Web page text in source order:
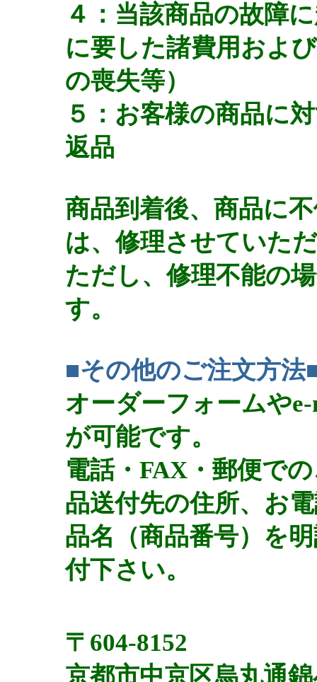
４：当該商品の故障
に要した諸費用およ
の喪失等）
５：お客様の商品に
返品
商品到着後、商品に
は、修理させていた
ただし、修理不能の
す。
■その他のご注文方法
オーダーフォームや
が可能です。
電話・FAX・郵便で
品送付先の住所、お
品名（商品番号）を
付下さい。
〒604-8152
京都市中京区烏丸通